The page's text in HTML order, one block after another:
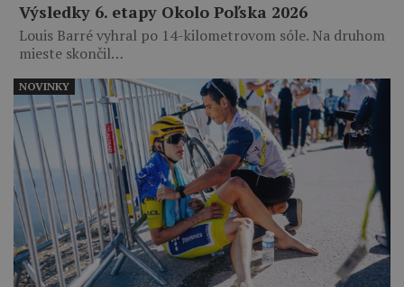
Výsledky 6. etapy Okolo Poľska 2026
Louis Barré vyhral po 14-kilometrovom sóle. Na druhom
mieste skončil…
NOVINKY